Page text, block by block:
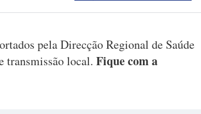
pela Direcção Regional de Saúde
transmissão local. Fique com a